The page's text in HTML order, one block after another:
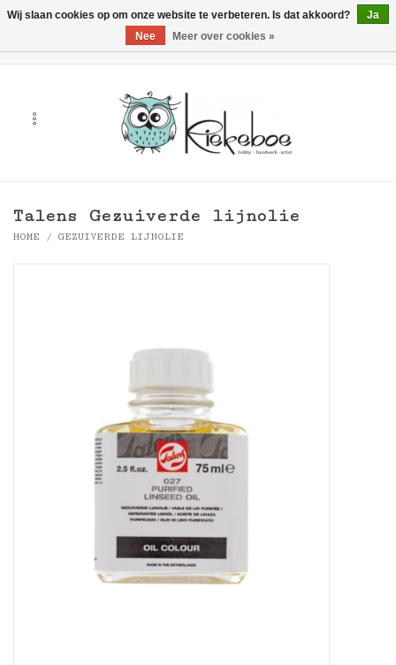
Handwerk & Textiel
Talens Gezuiverde lijnolie
HOME / GEZUIVERDE LIJNOLIE
Wij slaan cookies op om onze website te verbeteren. Is dat akkoord?
Ja
Nee
Meer over cookies »